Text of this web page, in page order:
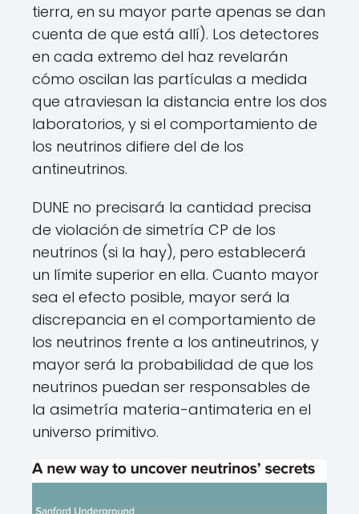
tierra, en su mayor parte apenas se dan
cuenta de que está allí). Los detectores
en cada extremo del haz revelarán
cómo oscilan las partículas a medida
que atraviesan la distancia entre los dos
laboratorios, y si el comportamiento de
los neutrinos difiere del de los
antineutrinos.
DUNE no precisará la cantidad precisa
de violación de simetría CP de los
neutrinos (si la hay), pero establecerá
un límite superior en ella. Cuanto mayor
sea el efecto posible, mayor será la
discrepancia en el comportamiento de
los neutrinos frente a los antineutrinos, y
mayor será la probabilidad de que los
neutrinos puedan ser responsables de
la asimetría materia-antimateria en el
universo primitivo.